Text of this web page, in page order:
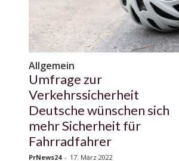
Allgemein
Umfrage zur
Verkehrssicherheit
Deutsche wünschen sich
mehr Sicherheit für
Fahrradfahrer
PrNews24 - 17. März 2022